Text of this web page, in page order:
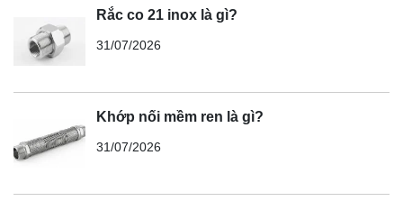
Rắc co 21 inox là gì?
31/07/2026
Khớp nối mềm ren là gì?
31/07/2026